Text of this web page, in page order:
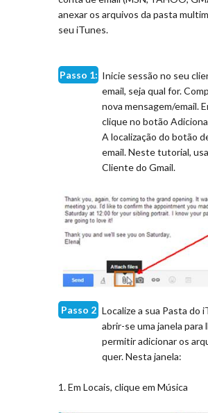
anexar os arquivos da pasta
seu iTunes.
Passo 1: Inicie sessão no seu
email, seja qual for.
nova mensagem/email.
clique no botão
A localização do botão
email. Neste tutorial,
Cliente do Gmail.
Passo 2 Localize a sua Pasta do
abrir-se uma janela para
permitir adicionar os
quer. Nesta janela:
1. Em Locais, clique em Música